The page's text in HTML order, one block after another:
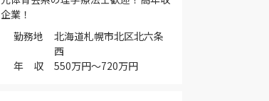
企業！
勤務地
北海道札幌市北区北六条
西
年 収
550万円～720万円